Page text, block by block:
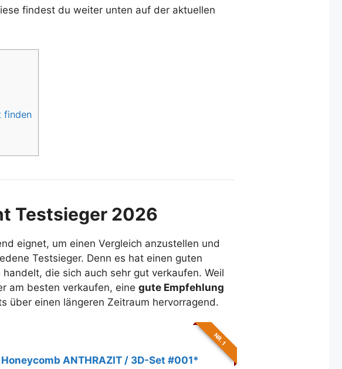
findest du weiter unten auf der aktuellen
finden
Testsieger 2026
eignet, um einen Vergleich anzustellen und
Testsieger. Denn es hat einen guten
die sich auch sehr gut verkaufen. Weil
am besten verkaufen, eine gute Empfehlung
über einen längeren Zeitraum hervorragend.
NR. 1
ANTHRAZIT / 3D-Set #001*